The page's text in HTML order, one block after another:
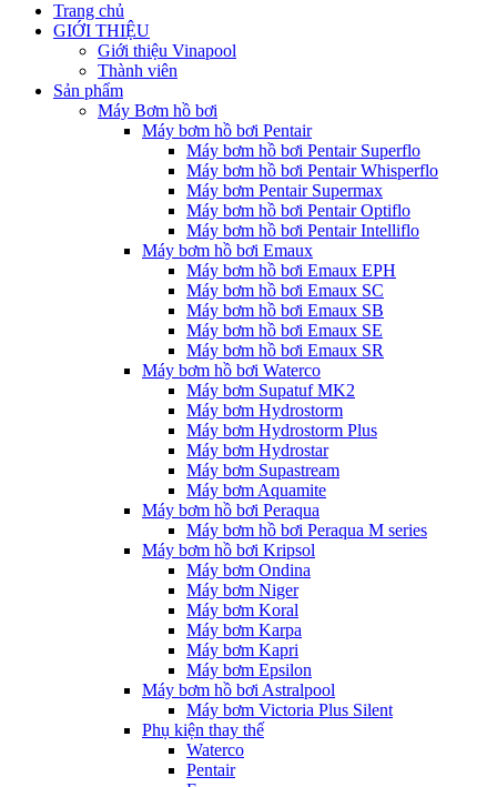
Trang chủ
GIỚI THIỆU
Giới thiệu Vinapool
Thành viên
Sản phẩm
Máy Bơm hồ bơi
Máy bơm hồ bơi Pentair
Máy bơm hồ bơi Pentair Superflo
Máy bơm hồ bơi Pentair Whisperflo
Máy bơm Pentair Supermax
Máy bơm hồ bơi Pentair Optiflo
Máy bơm hồ bơi Pentair Intelliflo
Máy bơm hồ bơi Emaux
Máy bơm hồ bơi Emaux EPH
Máy bơm hồ bơi Emaux SC
Máy bơm hồ bơi Emaux SB
Máy bơm hồ bơi Emaux SE
Máy bơm hồ bơi Emaux SR
Máy bơm hồ bơi Waterco
Máy bơm Supatuf MK2
Máy bơm Hydrostorm
Máy bơm Hydrostorm Plus
Máy bơm Hydrostar
Máy bơm Supastream
Máy bơm Aquamite
Máy bơm hồ bơi Peraqua
Máy bơm hồ bơi Peraqua M series
Máy bơm hồ bơi Kripsol
Máy bơm Ondina
Máy bơm Niger
Máy bơm Koral
Máy bơm Karpa
Máy bơm Kapri
Máy bơm Epsilon
Máy bơm hồ bơi Astralpool
Máy bơm Victoria Plus Silent
Phụ kiện thay thế
Waterco
Pentair